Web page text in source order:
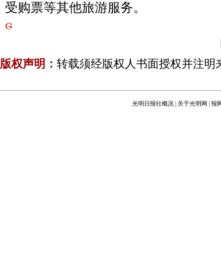
受购票等其他旅游服务。
版权声明： 转载须经版权人书面授权并注明
光明日报社概况 关于光明网 报